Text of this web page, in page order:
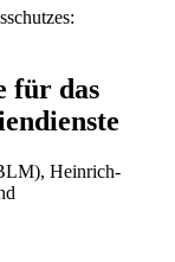
für das
Heinrich-